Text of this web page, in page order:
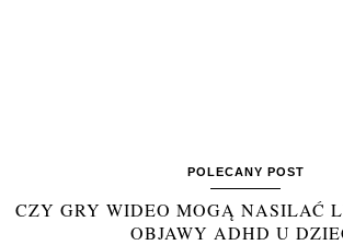
POLECANY POST
CZY GRY WIDEO MOGĄ NASILAĆ
OBJAWY ADHD U